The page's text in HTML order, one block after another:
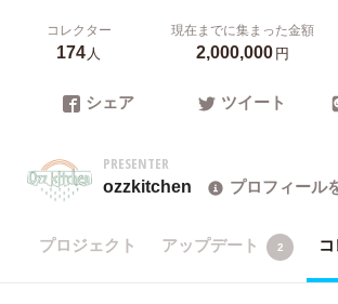
コレクター
174人
現在までに集まった金額
2,000,000円
シェア ツイート
PRESENTER
ozzkitchen プロフィール
プロジェクト アップデート 2